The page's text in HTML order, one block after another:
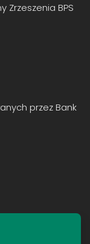
Zrzeszenia BPS
przez Bank